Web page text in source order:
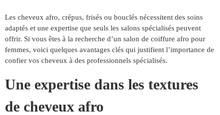
Les cheveux afro, crépus, frisés ou bouclés nécessitent des soins
adaptés et une expertise que seuls les salons spécialisés peuvent
offrir. Si vous êtes à la recherche d’un salon de coiffure afro pour
femmes, voici quelques avantages clés qui justifient l’importance de
confier vos cheveux à des professionnels spécialisés.
Une expertise dans les textures
de cheveux afro